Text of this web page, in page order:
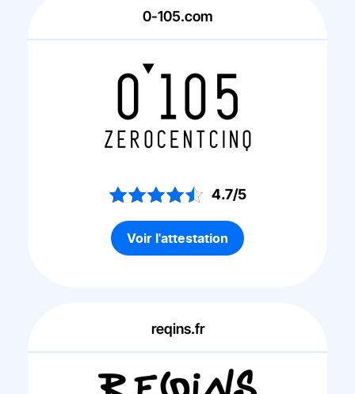
0-105.com
4.7/5
Voir l'attestation
reqins.fr